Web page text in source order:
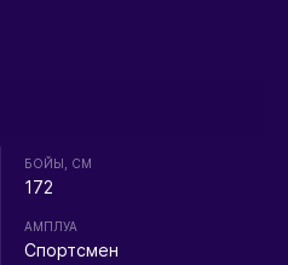
БОЙЫ, СМ
172
АМПЛУА
Спортсмен